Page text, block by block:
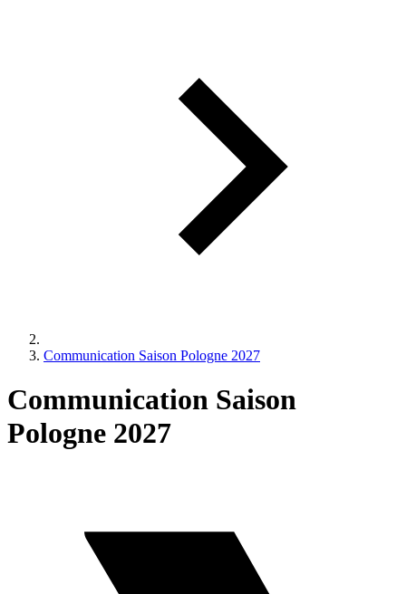
Communication Saison Pologne 2027
Communication Saison
Pologne 2027